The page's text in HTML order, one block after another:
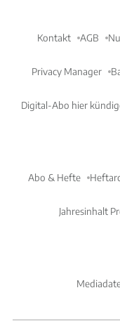
Kontakt AGB
Privacy Manager
Digital-Abo hier
Abo & Hefte
Jahresinhalt